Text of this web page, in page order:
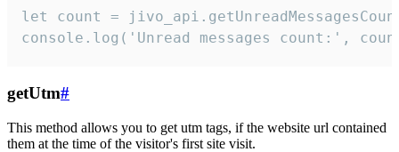
let count =
console.log('Unread messages count:',
getUtm#
This method allows you to get utm tags, if the website url contained
them at the time of the visitor's first site visit.